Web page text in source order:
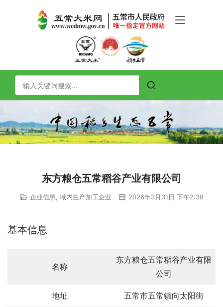
东方粮仓五常稻谷产业有限公司
企业信息 域内生产加工企业 2026年3月31日 下午2:38
基本信息
名称
东方粮仓五常稻谷产业有限
公司
地址 五常市五常镇向太阳街